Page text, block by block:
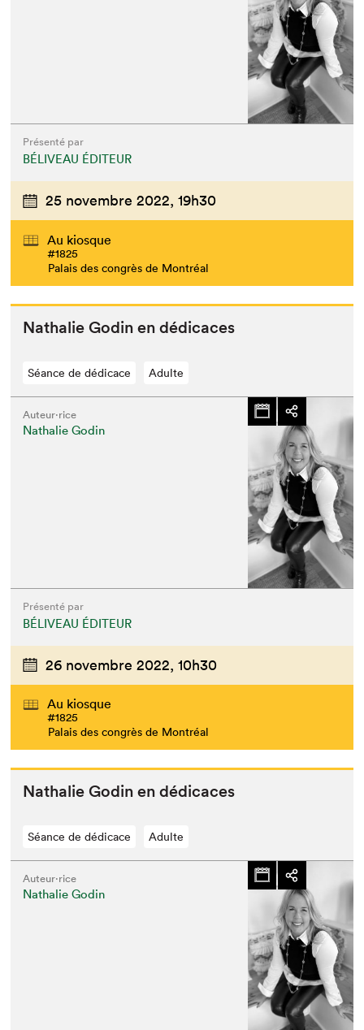
Présenté par
BÉLIVEAU ÉDITEUR
25 novembre 2022, 19h30
Au kiosque
#1825
Palais des congrès de Montréal
Nathalie Godin en dédicaces
Séance de dédicace Adulte
Auteur·rice
Nathalie Godin
Présenté par
BÉLIVEAU ÉDITEUR
26 novembre 2022, 10h30
Au kiosque
#1825
Palais des congrès de Montréal
Nathalie Godin en dédicaces
Séance de dédicace Adulte
Auteur·rice
Nathalie Godin